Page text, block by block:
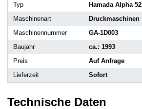
Typ
Hamada Alpha 52
Maschinenart
Druckmaschinen
Maschinennummer
GA-1D003
Baujahr
ca.: 1993
Preis
Auf Anfrage
Lieferzeit
Sofort
Technische Daten